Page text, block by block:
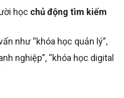
học chủ động tìm kiếm
như “khóa học quản lý”,
nghiệp”, “khóa học digital